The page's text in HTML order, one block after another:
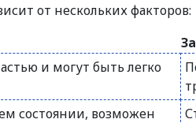
от нескольких факторов:
и могут быть легко
состоянии, возможен